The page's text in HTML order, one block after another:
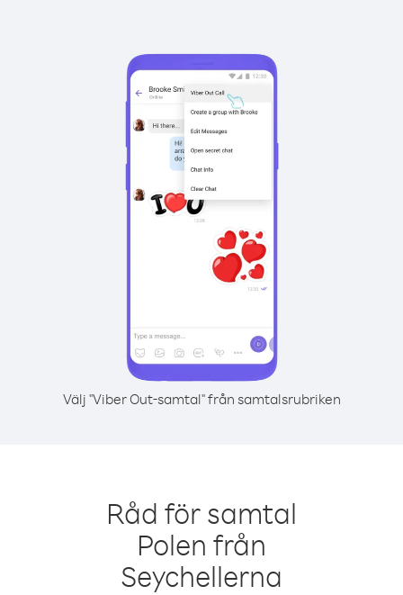
Välj "Viber Out-samtal" från samtalsrubriken
Råd för samtal
Polen från
Seychellerna